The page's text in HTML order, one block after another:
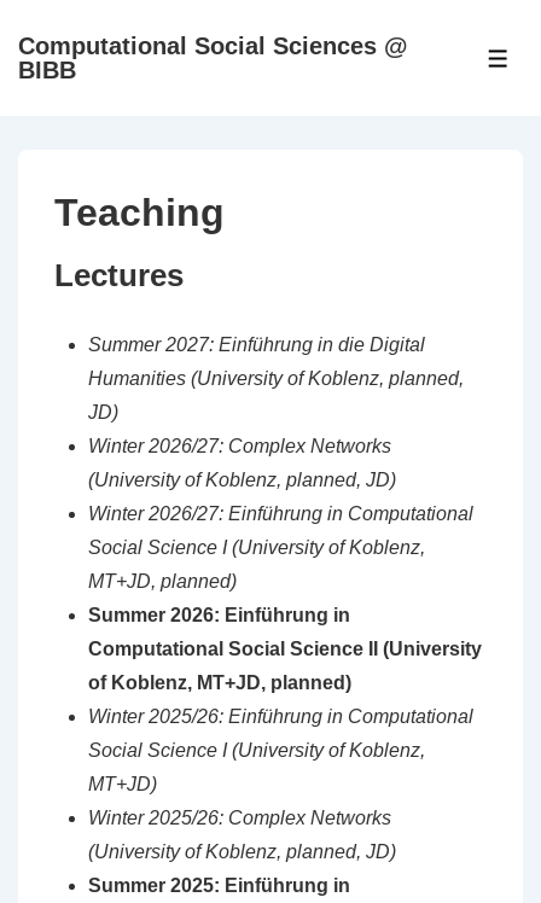
SkipComputational Social Sciences @
BIBB
Teaching
Lectures
Summer 2027: Einführung in die Digital
Humanities (University of Koblenz, planned,
JD)
Winter 2026/27: Complex Networks
(University of Koblenz, planned, JD)
Winter 2026/27: Einführung in Computational
Social Science I (University of Koblenz,
MT+JD, planned)
Summer 2026: Einführung in
Computational Social Science II (University
of Koblenz, MT+JD, planned)
Winter 2025/26: Einführung in Computational
Social Science I (University of Koblenz,
MT+JD)
Winter 2025/26: Complex Networks
(University of Koblenz, planned, JD)
Summer 2025: Einführung in